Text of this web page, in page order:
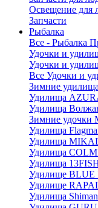
Освещение для
Запчасти
Рыбалка
Все - Рыбалка
Удочки и
Удочки и
Все Удочки и
Зимние
Удилища
Удилища
Зимние удочки
Удилища
Удилища
Удилища
Удилища
Удилище BLUE
Удилище
Удилища